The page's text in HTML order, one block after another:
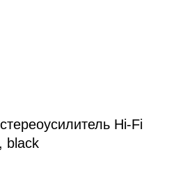
Hi-Fi
black